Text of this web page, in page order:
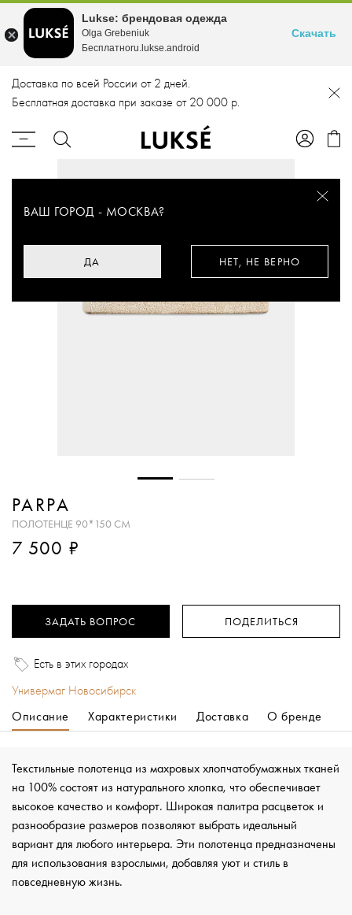
Доставка по всей России от 2 дней.
Бесплатная доставка при заказе от 20 000 р.
ВАШ ГОРОД - МОСКВА?
ДА НЕТ, НЕ ВЕРНО
PARPA
ПОЛОТЕНЦЕ 90*150 СМ
7 500 ₽
ЗАДАТЬ ВОПРОС ПОДЕЛИТЬСЯ
Есть в этих городах
Универмаг Новосибирск
Описание
Характеристики Доставка О бренде
Текстильные полотенца из махровых хлопчатобумажных тканей
на 100% состоят из натурального хлопка, что обеспечивает
высокое качество и комфорт. Широкая палитра расцветок и
разнообразие размеров позволяют выбрать идеальный
вариант для любого интерьера. Эти полотенца предназначены
для использования взрослыми, добавляя уют и стиль в
повседневную жизнь.
Lukse: брендовая одежда
Olga Grebeniuk
Бесплатноru.lukse.android
Скачать